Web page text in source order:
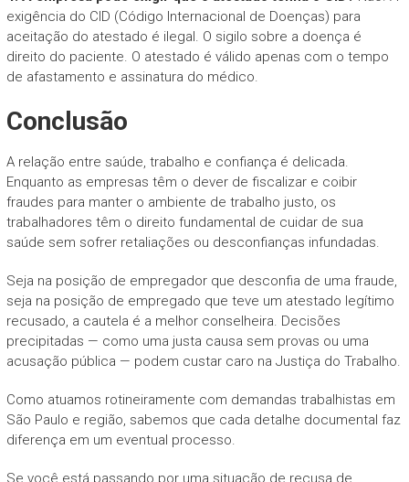
exigência do CID (Código Internacional de Doenças) para
aceitação do atestado é ilegal. O sigilo sobre a doença é
direito do paciente. O atestado é válido apenas com o tempo
de afastamento e assinatura do médico.
Conclusão
A relação entre saúde, trabalho e confiança é delicada.
Enquanto as empresas têm o dever de fiscalizar e coibir
fraudes para manter o ambiente de trabalho justo, os
trabalhadores têm o direito fundamental de cuidar de sua
saúde sem sofrer retaliações ou desconfianças infundadas.
Seja na posição de empregador que desconfia de uma fraude,
seja na posição de empregado que teve um atestado legítimo
recusado, a cautela é a melhor conselheira. Decisões
precipitadas — como uma justa causa sem provas ou uma
acusação pública — podem custar caro na Justiça do Trabalho.
Como atuamos rotineiramente com demandas trabalhistas em
São Paulo e região, sabemos que cada detalhe documental faz
diferença em um eventual processo.
Se você está passando por uma situação de recusa de